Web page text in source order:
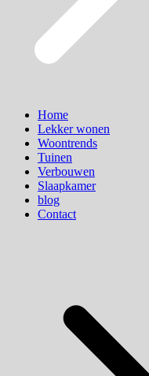
Home
Lekker wonen
Woontrends
Tuinen
Verbouwen
Slaapkamer
blog
Contact